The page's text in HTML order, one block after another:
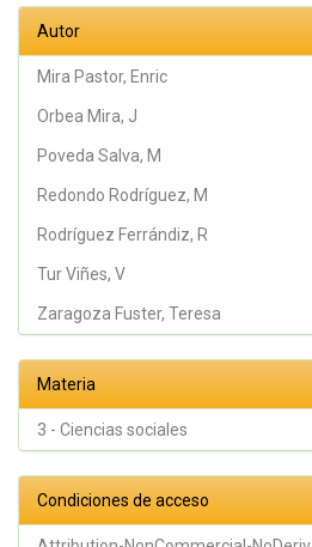
Autor
Mira Pastor, Enric
Orbea Mira, J
Poveda Salva, M
Redondo Rodríguez, M
Rodríguez Ferrándiz, R
Tur Viñes, V
Zaragoza Fuster, Teresa
Materia
3 - Ciencias sociales
Condiciones de acceso